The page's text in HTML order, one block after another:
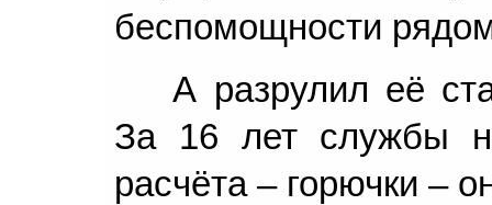
беспомощности
А разрулил её
За 16 лет службы
расчёта – горючки –